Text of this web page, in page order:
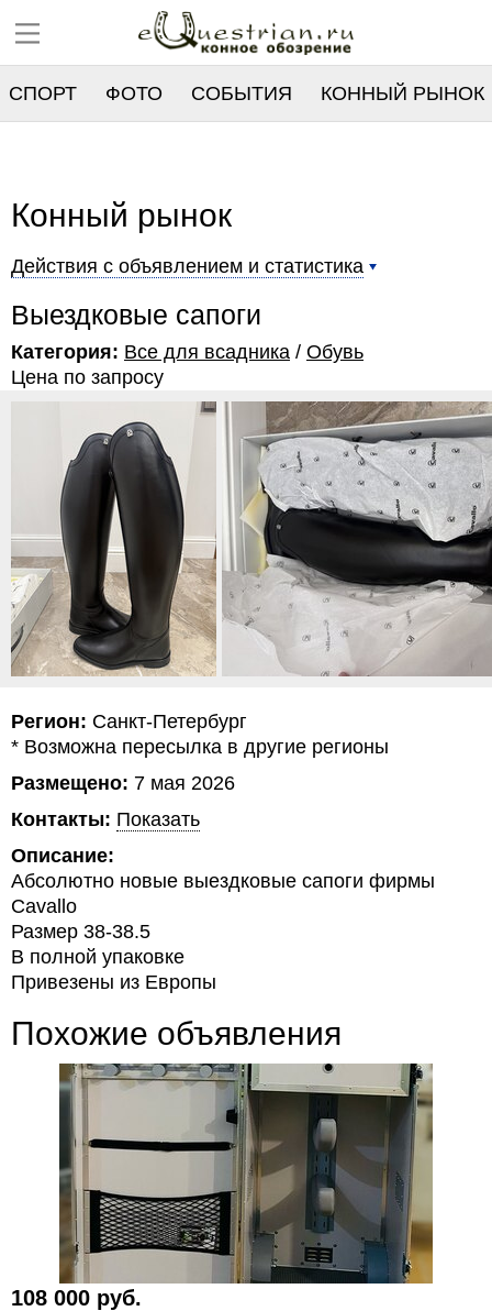
СПОРТ ФОТО СОБЫТИЯ КОННЫЙ РЫНОК
Конный рынок
Действия с объявлением и статистика
Выездковые сапоги
Категория: Все для всадника / Обувь
Цена по запросу
Регион: Санкт-Петербург
* Возможна пересылка в другие регионы
Размещено: 7 мая 2026
Контакты: Показать
Описание:
Абсолютно новые выездковые сапоги фирмы
Cavallo
Размер 38-38.5
В полной упаковке
Привезены из Европы
Похожие объявления
108 000 руб.